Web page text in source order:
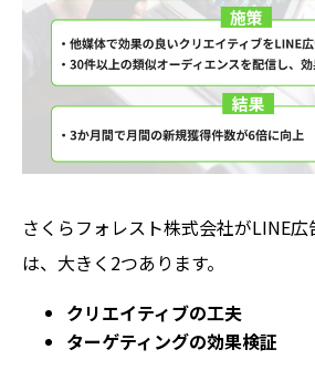
さくらフォレスト株式会社がLINE
は、大きく2つあります。
クリエイティブの工夫
ターゲティングの効果検証